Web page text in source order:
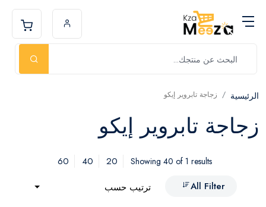
الرئيسية زجاجة تابروير إيكو
زجاجة تابروير إيكو
Showing 40 of 1 results
20
40
60
All Filter
ترتيب حسب